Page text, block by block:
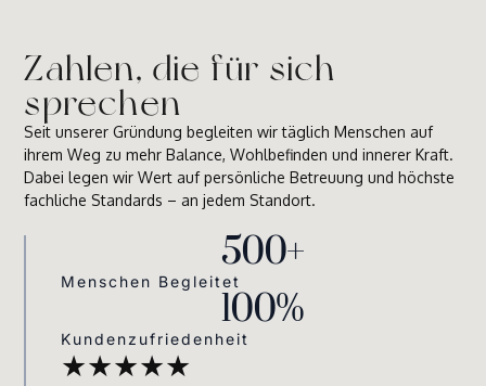
Zahlen, die für sich
sprechen
Seit unserer Gründung begleiten wir täglich Menschen auf
ihrem Weg zu mehr Balance, Wohlbefinden und innerer Kraft.
Dabei legen wir Wert auf persönliche Betreuung und höchste
fachliche Standards – an jedem Standort.
500+
Menschen Begleitet
100%
Kundenzufriedenheit
★★★★★